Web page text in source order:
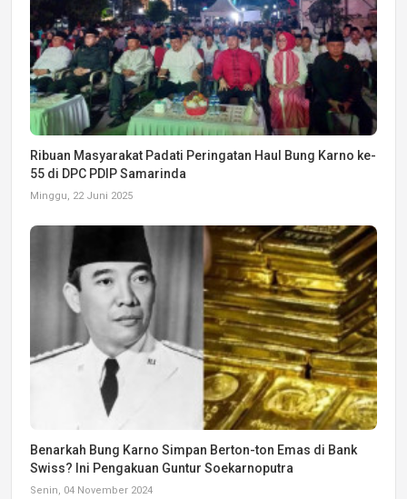
Ribuan Masyarakat Padati Peringatan Haul Bung Karno ke-
55 di DPC PDIP Samarinda
Minggu, 22 Juni 2025
Benarkah Bung Karno Simpan Berton-ton Emas di Bank
Swiss? Ini Pengakuan Guntur Soekarnoputra
Senin, 04 November 2024